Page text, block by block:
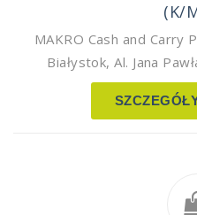
(K/
MAKRO Cash and Carry
Białystok, Al. Jana